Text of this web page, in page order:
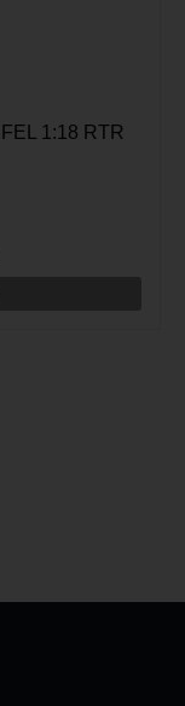
1:18 RTR